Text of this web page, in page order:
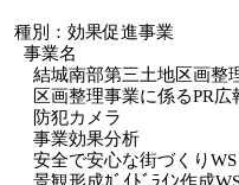
種別：効果促進事業
事業名
結城南部第三土地区画整
区画整理事業に係るPR広
防犯カメラ
事業効果分析
安全で安心な街づくりWS